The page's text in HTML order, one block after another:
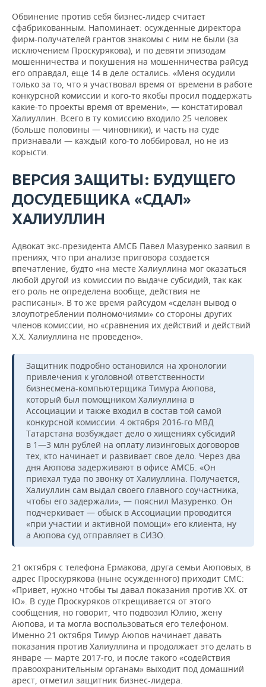
Обвинение против себя бизнес-лидер считает
сфабрикованным. Напоминает: осужденные директора
фирм-получателей грантов знакомы с ним не были (за
исключением Проскурякова), и по девяти эпизодам
мошенничества и покушения на мошенничества райсуд
его оправдал, еще 14 в деле остались. «Меня осудили
только за то, что я участвовал время от времени в работе
конкурсной комиссии и кого-то якобы просил поддержать
какие-то проекты время от времени», — констатировал
Халиуллин. Всего в ту комиссию входило 25 человек
(больше половины — чиновники), и часть на суде
признавали — каждый кого-то лоббировал, но не из
корысти.
ВЕРСИЯ ЗАЩИТЫ: БУДУЩЕГО
ДОСУДЕБЩИКА «СДАЛ»
ХАЛИУЛЛИН
Адвокат экс-президента АМСБ Павел Мазуренко заявил в
прениях, что при анализе приговора создается
впечатление, будто «на месте Халиуллина мог оказаться
любой другой из комиссии по выдаче субсидий, так как
его роль не определена вообще, действия не
расписаны». В то же время райсудом «сделан вывод о
злоупотреблении полномочиями» со стороны других
членов комиссии, но «сравнения их действий и действий
Х.Х. Халиуллина не проведено».
Защитник подробно остановился на хронологии
привлечения к уголовной ответственности
бизнесмена-компьютерщика Тимура Аюпова,
который был помощником Халиуллина в
Ассоциации и также входил в состав той самой
конкурсной комиссии. 4 октября 2016-го МВД
Татарстана возбуждает дело о хищениях субсидий
в 1—3 млн рублей на оплату лизинговых договоров
тех, кто начинает и развивает свое дело. Через два
дня Аюпова задерживают в офисе АМСБ. «Он
приехал туда по звонку от Халиуллина. Получается,
Халиуллин сам выдал своего главного соучастника,
чтобы его задержали», — пояснил Мазуренко. Он
подчеркивает — обыск в Ассоциации проводится
«при участии и активной помощи» его клиента, ну
а Аюпова суд отправляет в СИЗО.
21 октября с телефона Ермакова, друга семьи Аюповых, в
адрес Проскурякова (ныне осужденного) приходит СМС:
«Привет, нужно чтобы ты давал показания против ХХ. от
Ю». В суде Проскуряков открещивается от этого
сообщения, но говорит, что подвозил Юлию, жену
Аюпова, и та могла воспользоваться его телефоном.
Именно 21 октября Тимур Аюпов начинает давать
показания против Халиуллина и продолжает это делать в
январе — марте 2017-го, и после такого «содействия
правоохранительным органам» выходит под домашний
арест, отметил защитник бизнес-лидера.